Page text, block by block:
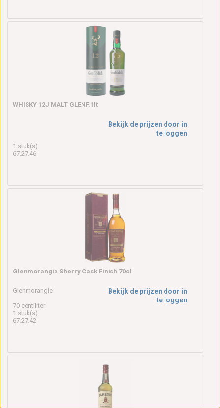
WHISKY 12J MALT GLENF.1lt
1 stuk(s)
67.27.46
Bekijk de prijzen door in
te loggen
Glenmorangie Sherry Cask Finish 70cl
Glenmorangie
70 centiliter
1 stuk(s)
67.27.42
Bekijk de prijzen door in
te loggen